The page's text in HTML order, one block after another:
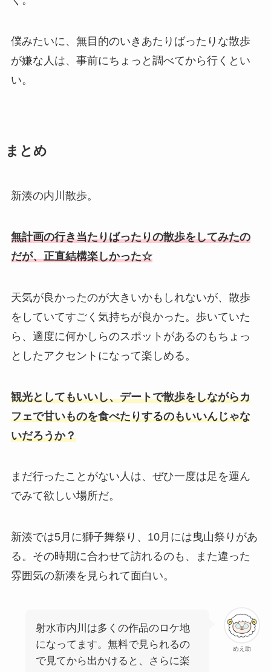
僕みたいに、無目的のいきあたりばったりな散歩
が嫌な人は、事前にちょっと調べてから行くとい
い。
まとめ
新湊の内川散歩。
無計画の行き当たりばったりの散歩をしてみたの
だが、正直結構楽しかった☆
天気が良かったのが大きいかもしれないが、散歩
をしていてすごく気持ちが良かった。歩いていた
ら、適度に何かしらのスポットがあるのもちょっ
としたアクセントになって楽しめる。
観光としてもいいし、デートで散歩をしながらカ
フェで甘いものを食べたりするのもいいんじゃな
いだろうか？
まだ行ったことがない人は、ぜひ一度は足を運ん
でみて欲しい場所だ。
新湊では5月に獅子舞祭り、10月には曳山祭りがあ
る。その時期に合わせて訪れるのも、また違った
雰囲気の新湊を見られて面白い。
めえ助
射水市内川は多くの作品のロケ地
になってます。無料で見られるの
で見てから出かけると、さらに楽